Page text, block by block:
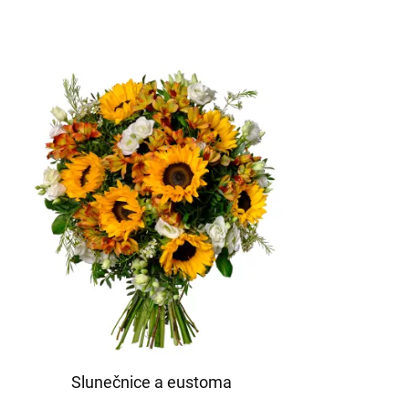
Slunečnice a eustoma